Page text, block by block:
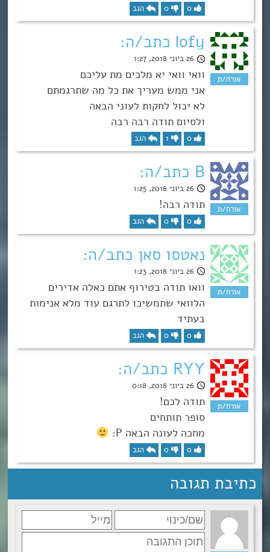
0
0 הגב
lofy כתב/ה:
26 ביוני 2018, 1:27
וואי וואי יא מלכים מת עליכם
אני ממש מעריך את כל מה שתרגמתם
לא יכול לחקות לעוני הבאה
ולסיום תודה רבה רבה
0
1 הגב
B כתב/ה:
26 ביוני 2018, 1:25
תודה רבה!
0
0 הגב
נאטסו סאן כתב/ה:
26 ביוני 2018, 1:23
וואו תודה בטירוף אתם כאלה אדירים
הלוואי שתמשיכו לתרגם עוד מלא אנימות
בעתיד
0
0 הגב
RYY כתב/ה:
26 ביוני 2018, 0:18
תודה לכם!
סופר תותחים
מחכה לעונה הבאה P:
0
0 הגב
כתיבת תגובה